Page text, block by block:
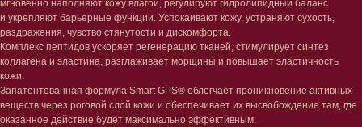
мгновенно наполняют кожу влагой, регулируют гидролипидный баланс
и укрепляют барьерные функции. Успокаивают кожу, устраняют сухость,
раздражения, чувство стянутости и дискомфорта.
Комплекс пептидов ускоряет регенерацию тканей, стимулирует синтез
коллагена и эластина, разглаживает морщины и повышает эластичность
кожи.
Запатентованная формула Smart GPS® облегчает проникновение активных
веществ через роговой слой кожи и обеспечивает их высвобождение там, где
оказанное действие будет максимально эффективным.
Тело
Проблемы
Кремы
Лицо
Проблемы
Очищение